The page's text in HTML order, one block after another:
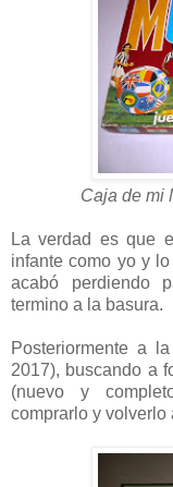
Caja de mi
La verdad es que
infante como yo y
acabó perdiendo
termino a la basura.
Posteriormente a
2017), buscando a
(nuevo y
comprarlo y volverlo